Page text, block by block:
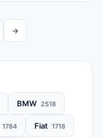
→
BMW 2518
1784 Fiat 1718